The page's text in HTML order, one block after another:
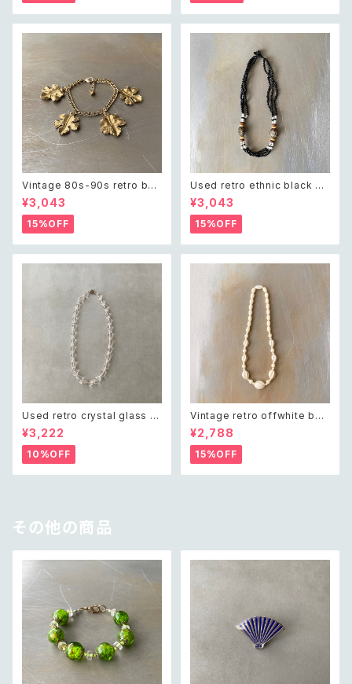
ット
Vintage 80s-90s retro bot
anical leaf charm bracelet
レトロ ヴィンテージ アクセサリ
ー ゴールド ボタニカル リーフ
チャーム ブレスレット
¥3,043
15%OFF
Used retro ethnic black be
ads necklace レトロ ユーズ
ド アクセサリー エスニック ブラ
ック ビーズ ネックレス
¥3,043
15%OFF
Used retro crystal glass b
eads necklace レトロ ユーズ
ド アクセサリー クリスタル ガラ
ス ビーズ ネックレス
¥3,222
10%OFF
Vintage retro offwhite bea
ds necklace レトロ ヴィンテ
ージ アクセサリー オフホワイト
ビーズ ネックレス
¥2,788
15%OFF
その他の商品